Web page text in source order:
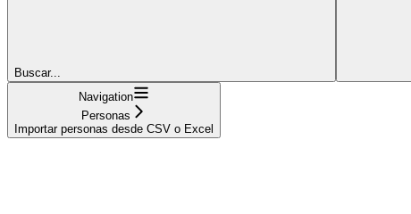
Buscar...
Navigation
Personas
Importar personas desde CSV o Excel